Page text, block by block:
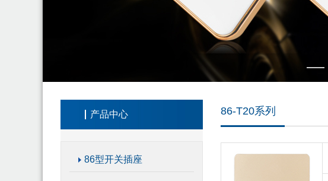
产品中心
86型开关插座
86-T20系列